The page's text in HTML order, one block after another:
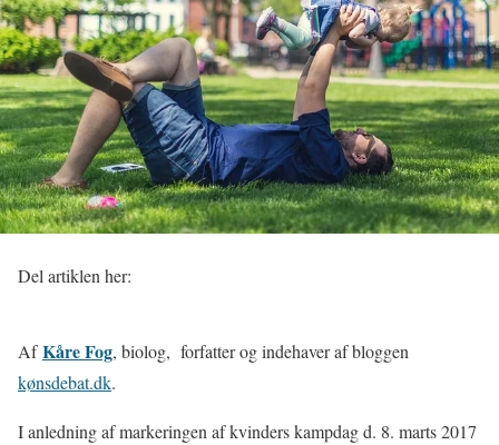
Del artiklen her:
AfKåre Fog, biolog, forfatter og indehaver af bloggen
kønsdebat.dk.
I anledning af markeringen af kvinders kampdag d. 8. marts 2017